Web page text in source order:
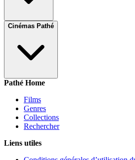
Cinémas Pathé
Pathé Home
Films
Genres
Collections
Rechercher
Liens utiles